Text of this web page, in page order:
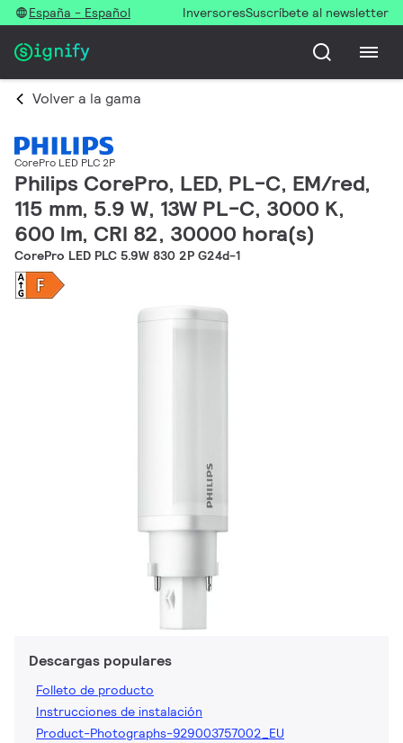
España - Español InversoresSuscríbete al newsletter
Volver a la gama
CorePro LED PLC 2P
Philips CorePro, LED, PL-C, EM/red,
115 mm, 5.9 W, 13W PL-C, 3000 K,
600 lm, CRI 82, 30000 hora(s)
CorePro LED PLC 5.9W 830 2P G24d-1
Descargas populares
Folleto de producto
Instrucciones de instalación
Product-Photographs-929003757002_EU